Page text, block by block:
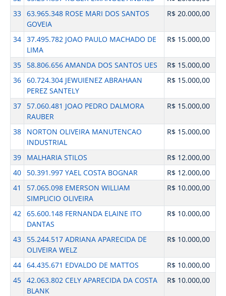
33 63.965.348 ROSE MARI DOS SANTOS
GOVEIA
R$ 20.000,00
34 37.495.782 JOAO PAULO MACHADO DE
LIMA
R$ 15.000,00
35 58.806.656 AMANDA DOS SANTOS UES
R$ 15.000,00
36 60.724.304 JEWUIENEZ ABRAHAAN
PEREZ SANTELY
R$ 15.000,00
37
57.060.481 JOAO PEDRO DALMORA
RAUBER
R$ 15.000,00
38
NORTON OLIVEIRA MANUTENCAO
INDUSTRIAL
R$ 15.000,00
39 MALHARIA STILOS
R$ 12.000,00
40
50.391.997 YAEL COSTA BOGNAR
R$ 12.000,00
41
57.065.098 EMERSON WILLIAM
SIMPLICIO OLIVEIRA
R$ 10.000,00
42 65.600.148 FERNANDA ELAINE ITO
DANTAS
R$ 10.000,00
43
55.244.517 ADRIANA APARECIDA DE
OLIVEIRA WELZ
R$ 10.000,00
44 64.435.671 EDVALDO DE MATTOS
R$ 10.000,00
45 42.063.802 CELY APARECIDA DA COSTA
BLANK
R$ 10.000,00